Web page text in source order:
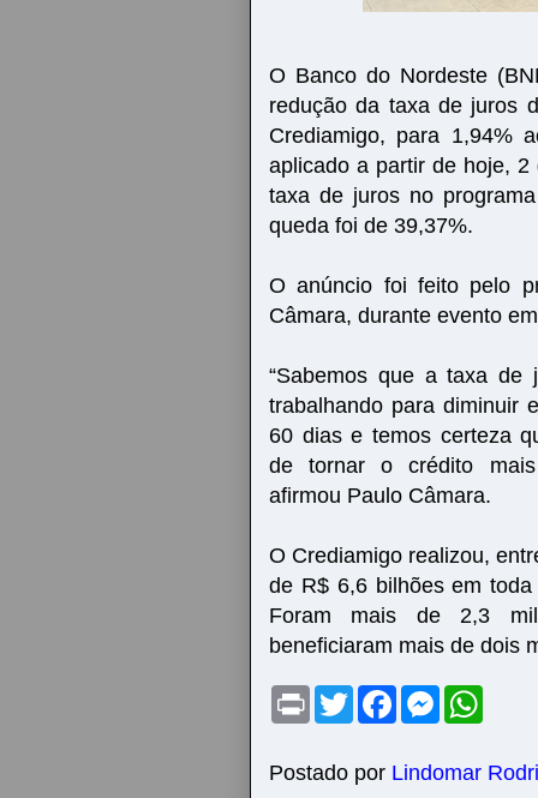
O Banco do Nordeste
redução da taxa de juros
Crediamigo, para 1,94%
aplicado a partir de hoje,
taxa de juros no
queda foi de 39,37%.
O anúncio foi feito pelo
Câmara, durante evento
“Sabemos que a taxa de
trabalhando para diminuir
60 dias e temos certeza
de tornar o crédito mais
afirmou Paulo Câmara.
O Crediamigo realizou,
de R$ 6,6 bilhões em
Foram mais de 2,3
beneficiaram mais de dois
P
t
T
w
t
e
F
a
b
M
e
e
s
Postado por Lindomar